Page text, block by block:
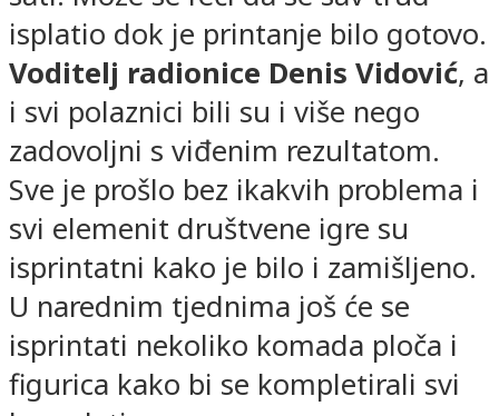
isplatio dok je printanje bilo gotovo.
Voditelj radionice Denis Vidović, a
i svi polaznici bili su i više nego
zadovoljni s viđenim rezultatom.
Sve je prošlo bez ikakvih problema i
svi elemenit društvene igre su
isprintatni kako je bilo i zamišljeno.
U narednim tjednima još će se
isprintati nekoliko komada ploča i
figurica kako bi se kompletirali svi